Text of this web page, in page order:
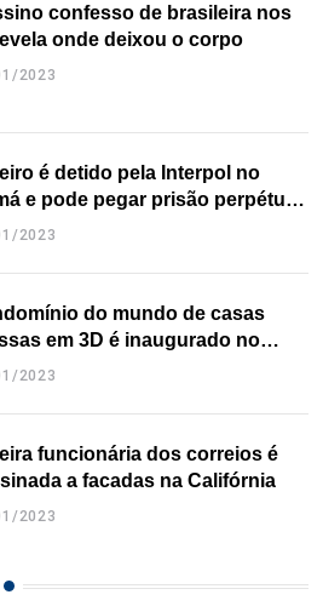
confesso de brasileira nos
onde deixou o corpo
2023
é detido pela Interpol no
e pode pegar prisão perpétua
2023
do mundo de casas
em 3D é inaugurado no
2023
funcionária dos correios é
a facadas na Califórnia
2023